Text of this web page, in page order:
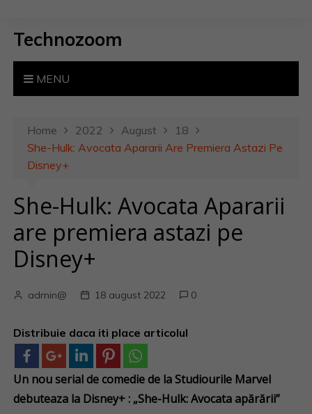
Technozoom
MENU
Home 2022 August
18
She-Hulk: Avocata Apararii Are Premiera Astazi Pe
Disney+
She-Hulk: Avocata Apararii
are premiera astazi pe
Disney+
admin@ 18 august 2022 0
Distribuie daca iti place articolul
Un nou serial de comedie de la Studiourile Marvel
debuteaza la Disney+ : „She-Hulk: Avocata apărării”